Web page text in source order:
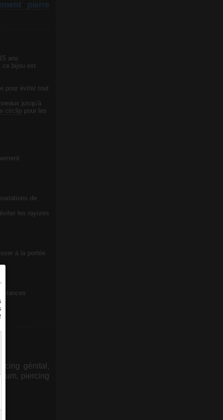
pierre
ans
ce bijou est
pour éviter tout
jusqu'à
circlip pour les
de
les rayures
à la portée
génital,
piercing